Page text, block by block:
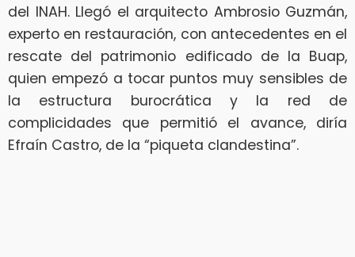
del INAH. Llegó el arquitecto Ambrosio Guzmán,
experto en restauración, con antecedentes en el
rescate del patrimonio edificado de la Buap,
quien empezó a tocar puntos muy sensibles de
la estructura burocrática y la red de
complicidades que permitió el avance, diría
Efraín Castro, de la “piqueta clandestina”.